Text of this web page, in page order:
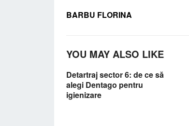
BARBU FLORINA
YOU MAY ALSO LIKE
Detartraj sector 6: de ce să
alegi Dentago pentru
igienizare